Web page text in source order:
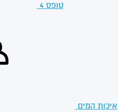
טופס 4
איכות המים